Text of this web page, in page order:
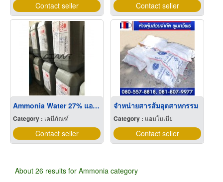
Contact seller Contact seller
Ammonia Water 27% แอมโมเนียน้ำ
Category : เคมีภัณฑ์
Contact seller
จำหน่ายสารส้มอุตสาหกรรม
Category : แอมโมเนีย
Contact seller
About 26 results for Ammonia category